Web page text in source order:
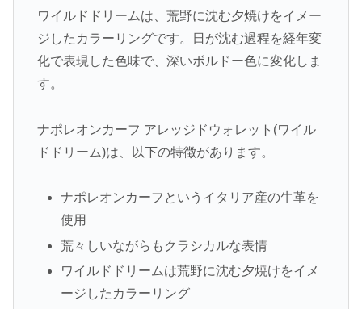
ワイルドドリームは、荒野に沈む夕焼けをイメー
ジしたカラーリングです。日が沈む過程を経年変
化で表現した色味で、深いボルドー色に変化しま
す。
ナポレオンカーフ アレッジドウォレット(ワイル
ドドリーム)は、以下の特徴があります。
ナポレオンカーフというイタリア産の牛革を
使用
荒々しいながらもクラシカルな表情
ワイルドドリームは荒野に沈む夕焼けをイメ
ージしたカラーリング